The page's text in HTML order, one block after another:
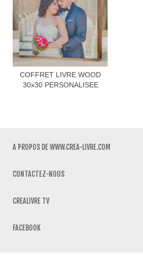
COFFRET LIVRE WOOD
30x30 PERSONALISEE
A PROPOS DE WWW.CREA-LIVRE.COM
CONTACTEZ-NOUS
CREALIVRE TV
FACEBOOK